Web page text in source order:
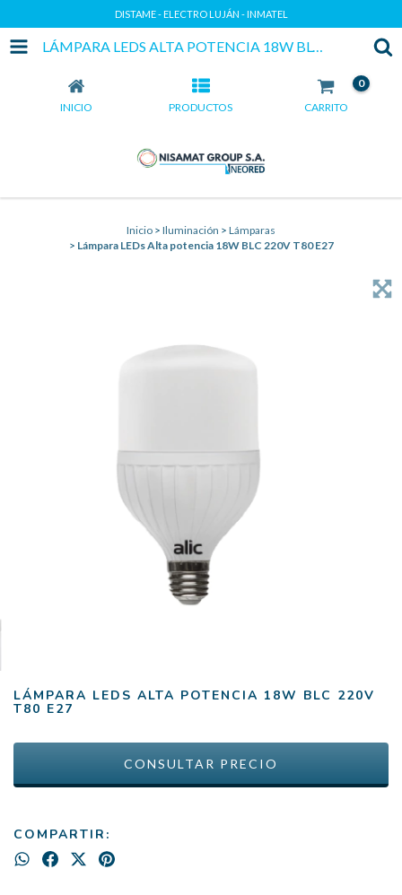
DISTAME - ELECTRO LUJÁN - INMATEL
LÁMPARA LEDS ALTA POTENCIA 18W BLC 220V T80 E27
INICIO PRODUCTOS CARRITO
0
Inicio > Iluminación > Lámparas
> Lámpara LEDs Alta potencia 18W BLC 220V T80 E27
LÁMPARA LEDS ALTA POTENCIA 18W BLC 220V
T80 E27
COMPARTIR: